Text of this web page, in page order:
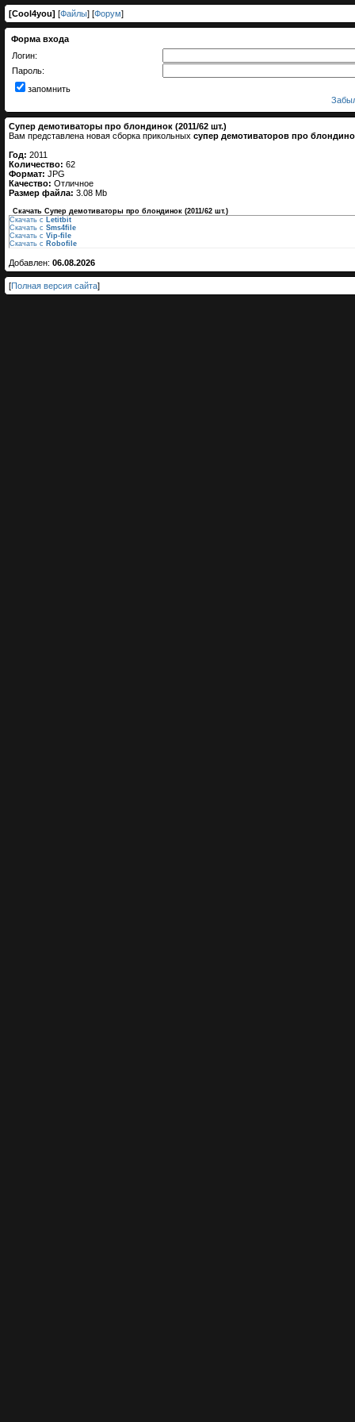
[Cool4you] [Файлы] [Форум]
Форма входа
Логин:
Пароль:
запомнить
Супер демотиваторы про блондинок (2011/62 шт.)
Вам представлена новая сборка прикольных супер демотиваторов про
Год: 2011
Количество: 62
Формат: JPG
Качество: Отличное
Размер файла: 3.08 Mb
Скачать Супер демотиваторы про блондинок (2011/62 шт.)
Скачать с Letitbit
Скачать с Sms4file
Скачать с Vip-file
Скачать с Robofile
Добавлен: 06.08.2026
[Полная версия сайта]